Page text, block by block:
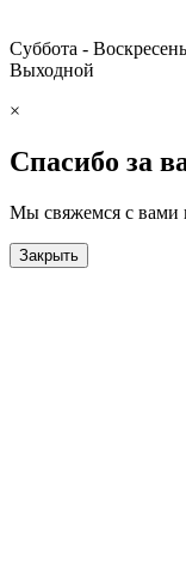
Суббота -
Выходной
×
Спасибо за
Мы свяжемся с вами
Закрыть